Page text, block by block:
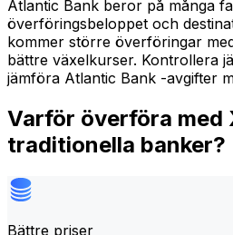
Atlantic Bank beror på många
överföringsbeloppet och
kommer större överföringar
bättre växelkurser. Kontrollera
jämföra Atlantic Bank -avgifter
Varför överföra med
traditionella banker?
Bättre priser